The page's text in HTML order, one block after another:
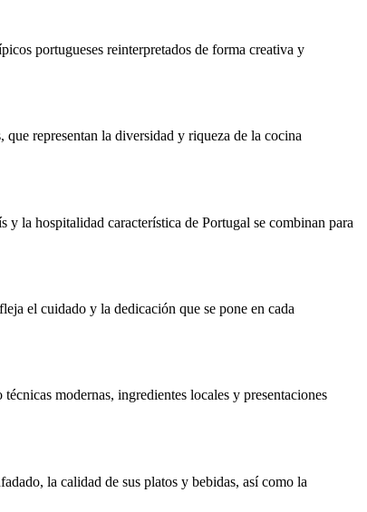
portugueses reinterpretados de forma creativa y
que representan la diversidad y riqueza de la cocina
y la hospitalidad característica de Portugal se combinan para
el cuidado y la dedicación que se pone en cada
modernas, ingredientes locales y presentaciones
la calidad de sus platos y bebidas, así como la